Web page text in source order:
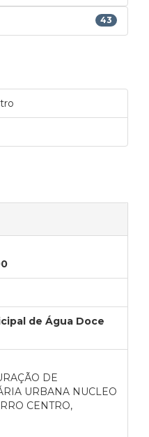
43
de Água Doce
DE
URBANA NUCLEO
CENTRO,